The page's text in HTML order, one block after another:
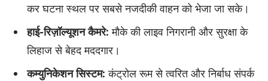
कर घटना स्थल पर सबसे नजदीकी वाहन को भेजा जा सके।
हाई-रिज़ॉल्यूशन कैमरे: मौके की लाइव निगरानी और सुरक्षा के
लिहाज से बेहद मददगार।
कम्युनिकेशन सिस्टम: कंट्रोल रूम से त्वरित और निर्बाध संपर्क